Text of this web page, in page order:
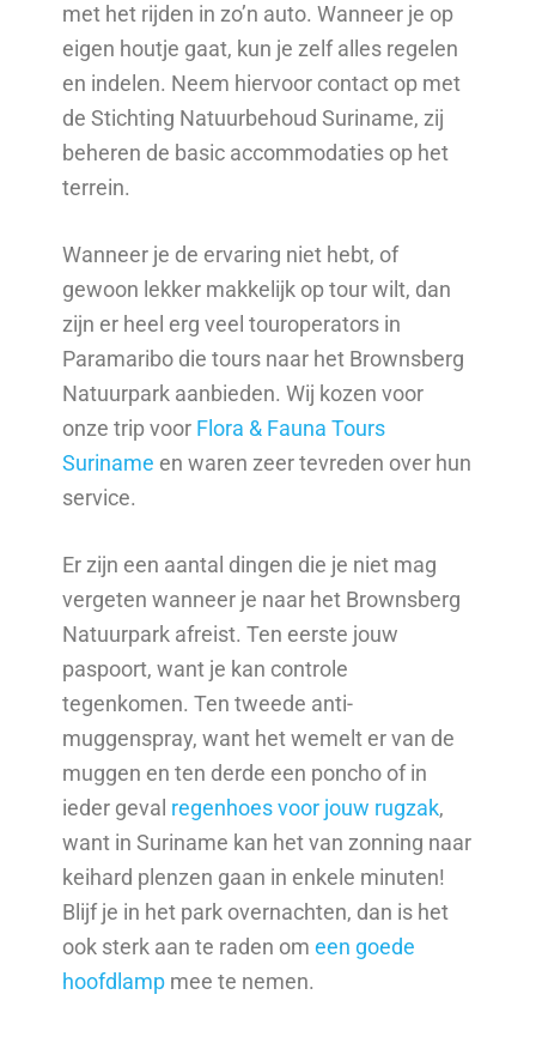
met het rijden in zo’n auto. Wanneer je op
eigen houtje gaat, kun je zelf alles regelen
en indelen. Neem hiervoor contact op met
de Stichting Natuurbehoud Suriname, zij
beheren de basic accommodaties op het
terrein.
Wanneer je de ervaring niet hebt, of
gewoon lekker makkelijk op tour wilt, dan
zijn er heel erg veel touroperators in
Paramaribo die tours naar het Brownsberg
Natuurpark aanbieden. Wij kozen voor
onze trip voor Flora & Fauna Tours
Suriname en waren zeer tevreden over hun
service.
Er zijn een aantal dingen die je niet mag
vergeten wanneer je naar het Brownsberg
Natuurpark afreist. Ten eerste jouw
paspoort, want je kan controle
tegenkomen. Ten tweede anti-
muggenspray, want het wemelt er van de
muggen en ten derde een poncho of in
ieder geval regenhoes voor jouw rugzak,
want in Suriname kan het van zonning naar
keihard plenzen gaan in enkele minuten!
Blijf je in het park overnachten, dan is het
ook sterk aan te raden omeen goede
hoofdlamp mee te nemen.